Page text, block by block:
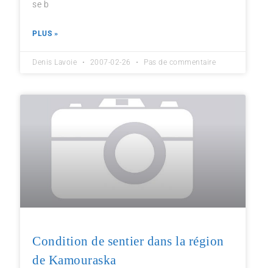
se b
PLUS »
Denis Lavoie 2007-02-26 Pas de commentaire
Condition de sentier dans la région
de Kamouraska